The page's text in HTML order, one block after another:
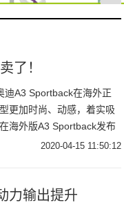
了！
迪A3 Sportback在海外正
更加时尚、动感，着实吸
海外版A3 Sportback发布
本的A3 Sportback和A3L加
2020-04-15 11:50:12
力输出提升